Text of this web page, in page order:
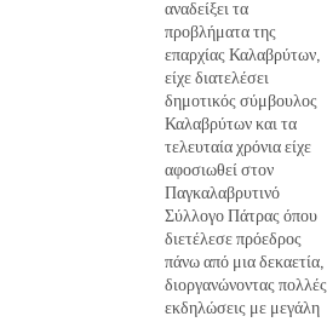
αναδείξει τα
προβλήματα της
επαρχίας Καλαβρύτων,
είχε διατελέσει
δημοτικός σύμβουλος
Καλαβρύτων και τα
τελευταία χρόνια είχε
αφοσιωθεί στον
Παγκαλαβρυτινό
Σύλλογο Πάτρας όπου
διετέλεσε πρόεδρος
πάνω από μια δεκαετία,
διοργανώνοντας πολλές
εκδηλώσεις με μεγάλη